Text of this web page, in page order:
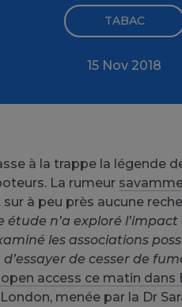
TABAC
15 Nov 2018
à la trappe la légende
La rumeur
à peu près aucune
n’a exploré
les associations
de cesser de
access ce matin dans
menée par la Dr